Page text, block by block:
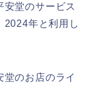
堂のサービス
2024年と利用し
のお店のライ